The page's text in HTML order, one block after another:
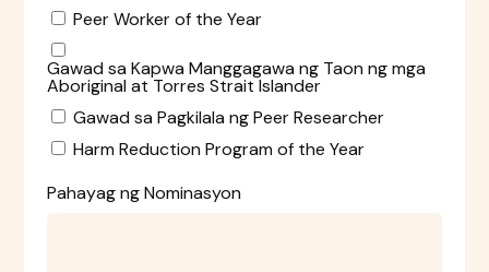
Peer Worker of the Year
Gawad sa Kapwa Manggagawa ng Taon ng mga
Aboriginal at Torres Strait Islander
Gawad sa Pagkilala ng Peer Researcher
Harm Reduction Program of the Year
Pahayag ng Nominasyon